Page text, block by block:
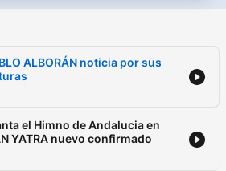
ALBORÁN noticia por sus
el Himno de Andalucia en
YATRA nuevo confirmado